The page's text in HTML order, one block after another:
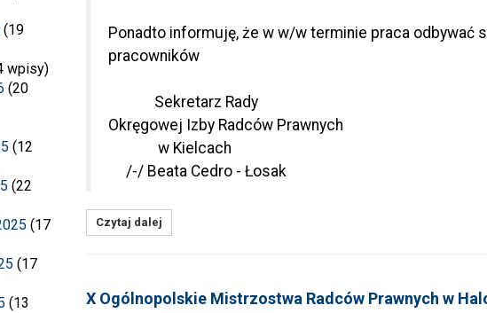
(19
wpisy)
(20
(12
(22
(17
(17
(13
Ponadto informuję, że w w/w terminie praca odbywać
pracowników
Sekretarz Rady
Okręgowej Izby Radców Prawnych
w Kielcach
/-/ Beata Cedro - Łosak
Czytaj dalej
X Ogólnopolskie Mistrzostwa Radców Prawnych w